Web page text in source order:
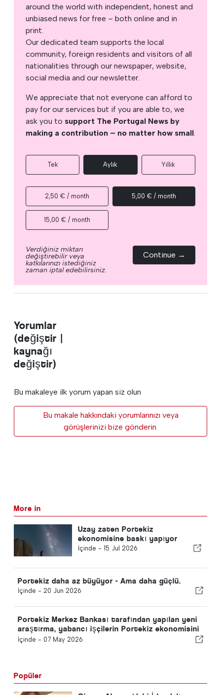
around the world with independent, honest and
unbiased news for free – both online and in
print.
Our dedicated team supports the local
community, foreign residents and visitors of all
nationalities through our newspaper, website,
social media and our newsletter.
We appreciate that not everyone can afford to
pay for our services but if you are able to, we
ask you to support The Portugal News by
making a contribution – no matter how small.
Tek Aylık Yıllık
2,50 € / month 5,00 € / month
15,00 € / month
Verdiğiniz miktarı
değiştirebilir veya
katkılarınızı istediğiniz
zaman iptal edebilirsiniz.
Continue →
Yorumlar
(değiştir |
kaynağı
değiştir)
Bu makaleye ilk yorum yapan siz olun
Bu makale hakkındaki yorumlarınızı veya
görüşlerinizi bize gönderin.
More in
Uzay zaten Portekiz
ekonomisine baskı yapıyor
İçinde - 15 Jul 2026
Portekiz daha az büyüyor - Ama daha güçlü.
İçinde - 20 Jun 2026
Portekiz Merkez Bankası tarafından yapılan yeni
araştırma, yabancı işçilerin Portekiz ekonomisini
güçlendirdiğini gösteriyor
İçinde - 07 May 2026
Popüler